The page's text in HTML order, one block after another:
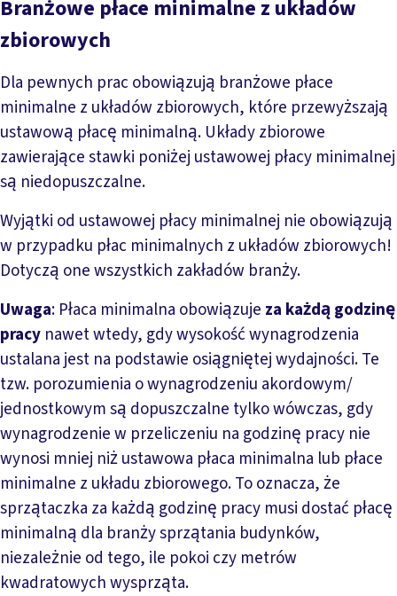
Branżowe płace minimalne z układów
zbiorowych
Dla pewnych prac obowiązują branżowe płace
minimalne z układów zbiorowych, które przewyższają
ustawową płacę minimalną. Układy zbiorowe
zawierające stawki poniżej ustawowej płacy minimalnej
są niedopuszczalne.
Wyjątki od ustawowej płacy minimalnej nie obowiązują
w przypadku płac minimalnych z układów zbiorowych!
Dotyczą one wszystkich zakładów branży.
Uwaga: Płaca minimalna obowiązuje za każdą godzinę
pracy nawet wtedy, gdy wysokość wynagrodzenia
ustalana jest na podstawie osiągniętej wydajności. Te
tzw. porozumienia o wynagrodzeniu akordowym/
jednostkowym są dopuszczalne tylko wówczas, gdy
wynagrodzenie w przeliczeniu na godzinę pracy nie
wynosi mniej niż ustawowa płaca minimalna lub płace
minimalne z układu zbiorowego. To oznacza, że
sprzątaczka za każdą godzinę pracy musi dostać płacę
minimalną dla branży sprzątania budynków,
niezależnie od tego, ile pokoi czy metrów
kwadratowych wysprząta.